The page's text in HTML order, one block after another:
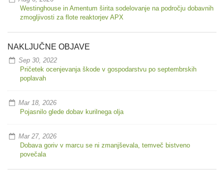
Westinghouse in Amentum širita sodelovanje na področju dobavnih
zmogljivosti za flote reaktorjev APX
NAKLJUČNE OBJAVE
Sep 30, 2022
Pričetek ocenjevanja škode v gospodarstvu po septembrskih
poplavah
Mar 18, 2026
Pojasnilo glede dobav kurilnega olja
Mar 27, 2026
Dobava goriv v marcu se ni zmanjševala, temveč bistveno
povečala